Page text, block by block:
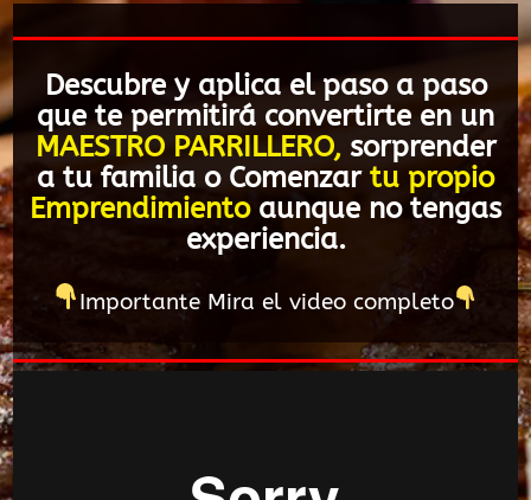
Descubre y aplica el paso a paso
que te permitirá convertirte en un
MAESTRO PARRILLERO,sorprender
a tu familia o Comenzar tu propio
Emprendimiento aunque no tengas
experiencia.
Importante Mira el video completo